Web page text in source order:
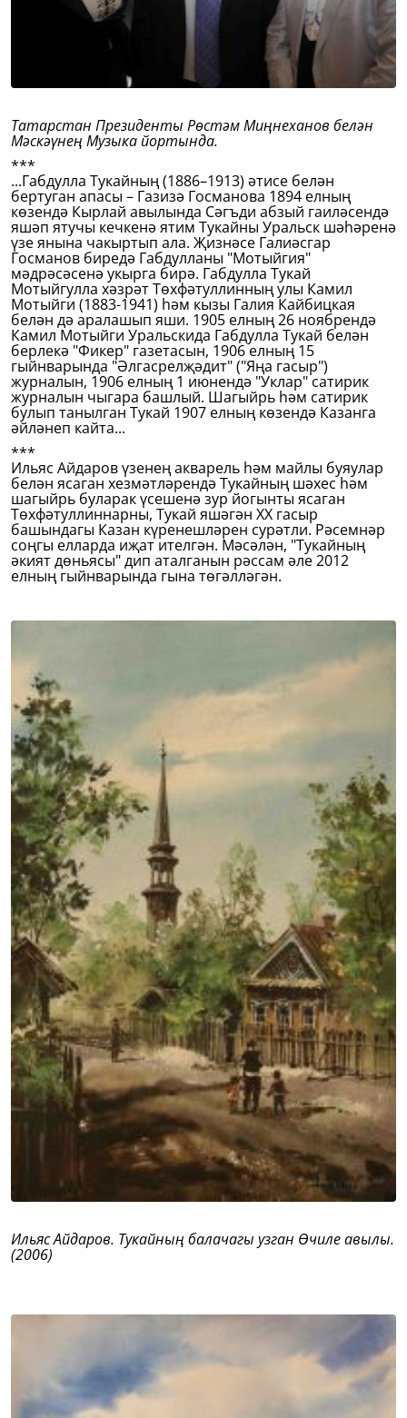
Татарстан Президенты Рөстәм Миңнеханов белән
Мәскәүнең Музыка йортында.
***
...Габдулла Тукайның (1886–1913) әтисе белән
бертуган апасы – Газизә Госманова 1894 елның
көзендә Кырлай авылында Сәгъди абзый гаиләсендә
яшәп ятучы кечкенә ятим Тукайны Уральск шәһәренә
үзе янына чакыртып ала. Җизнәсе Галиәсгар
Госманов биредә Габдулланы "Мотыйгия"
мәдрәсәсенә укырга бирә. Габдулла Тукай
Мотыйгулла хәзрәт Төхфәтуллинның улы Камил
Мотыйги (1883-1941) һәм кызы Галия Кайбицкая
белән дә аралашып яши. 1905 елның 26 ноябрендә
Камил Мотыйги Уральскида Габдулла Тукай белән
берлекә "Фикер" газетасын, 1906 елның 15
гыйнварында "Әлгасрелҗәдит" ("Яңа гасыр")
журналын, 1906 елның 1 июнендә "Уклар" сатирик
журналын чыгара башлый. Шагыйрь һәм сатирик
булып танылган Тукай 1907 елның көзендә Казанга
әйләнеп кайта...
***
Ильяс Айдаров үзенең акварель һәм майлы буяулар
белән ясаган хезмәтләрендә Тукайның шәхес һәм
шагыйрь буларак үсешенә зур йогынты ясаган
Төхфәтуллиннарны, Тукай яшәгән XX гасыр
башындагы Казан күренешләрен сурәтли. Рәсемнәр
соңгы елларда иҗат ителгән. Мәсәлән, "Тукайның
әкият дөньясы" дип аталганын рәссам әле 2012
елның гыйнварында гына төгәлләгән.
Ильяс Айдаров. Тукайның балачагы узган Өчиле авылы.
(2006)